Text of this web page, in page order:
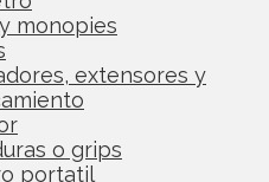
monopies
extensores y
o grips
portatil